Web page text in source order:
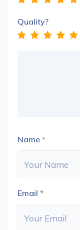
Quality?
Name *
Email *